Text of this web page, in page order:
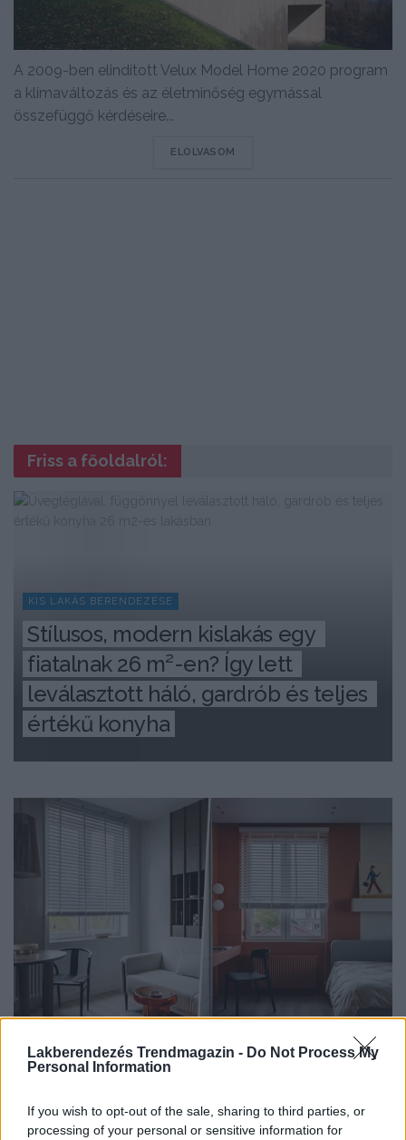
Lakberendezés Trendmagazin - Do Not Process My
Personal Information
If you wish to opt-out of the sale, sharing to third parties, or
processing of your personal or sensitive information for
A 2009-ben elindított Velux Model Home 2020 program
a klímaváltozás és az életminőség egymással
összefüggő kérdéseire...
ELOLVASOM
Friss a főoldalról:
KIS LAKÁS BERENDEZÉSE
Stílusos, modern kislakás egy
fiatalnak 26 m²-en? Így lett
leválasztott háló, gardrób és teljes
értékű konyha
HÁZAK, ENTERIŐRÖK - INSPIRÁCIÓ KÉPEKBEN
lánya 74 m²-es otthonában